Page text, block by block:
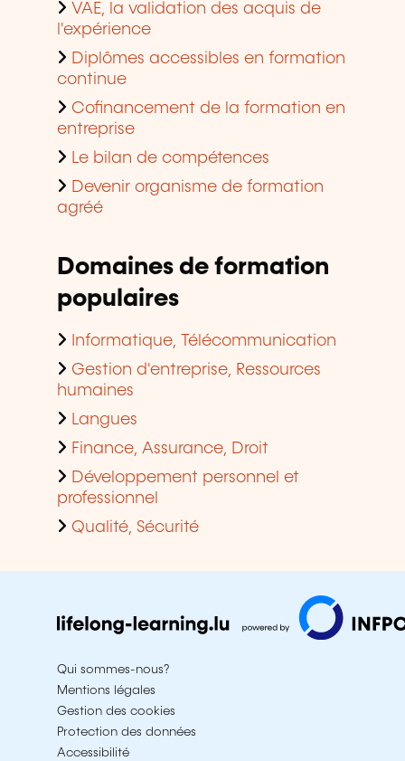
VAE, la validation des acquis de
l'expérience
Diplômes accessibles en formation
continue
Cofinancement de la formation en
entreprise
Le bilan de compétences
Devenir organisme de formation
agréé
Domaines de formation
populaires
Informatique, Télécommunication
Gestion d'entreprise, Ressources
humaines
Langues
Finance, Assurance, Droit
Développement personnel et
professionnel
Qualité, Sécurité
Qui sommes-nous?
Mentions légales
Gestion des cookies
Protection des données
Accessibilité